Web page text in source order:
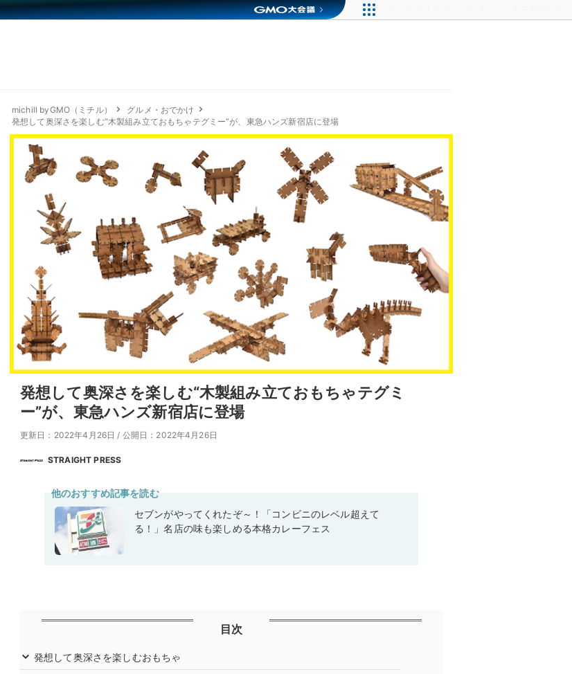
michill byGMO（ミチル）
グルメ・おでかけ
発想して奥深さを楽しむ“木製組み立ておもちゃテグミー”が、東急ハンズ新宿店に登場
発想して奥深さを楽しむ“木製組み立ておもちゃテグミ
ー”が、東急ハンズ新宿店に登場
更新日：2022年4月26日 / 公開日：2022年4月26日
STRAIGHT PRESS
他のおすすめ記事を読む
セブンがやってくれたぞ～！「コンビニのレベル超えて
る！」名店の味も楽しめる本格カレーフェス
目次
発想して奥深さを楽しむおもちゃ